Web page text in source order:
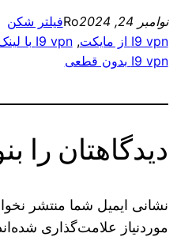
نوامبر 24, 2024 Roفیلتر شکن
I9 vpn از مایکت
, I9 vpn با لینک اصلی
I9 vpn بدون قطعی
دیدگاهتان را
نشانی ایمیل شما منتشر
موردنیاز علامت‌گذاری